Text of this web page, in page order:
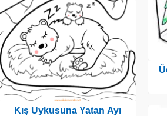
Kış Uykusuna Yatan Ayı